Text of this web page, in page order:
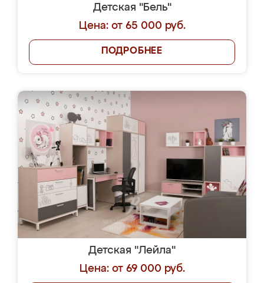
Детская "Бель"
Цена: от 65 000 руб.
ПОДРОБНЕЕ
Детская "Лейла"
Цена: от 69 000 руб.